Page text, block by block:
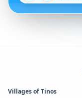
Villages of Tinos